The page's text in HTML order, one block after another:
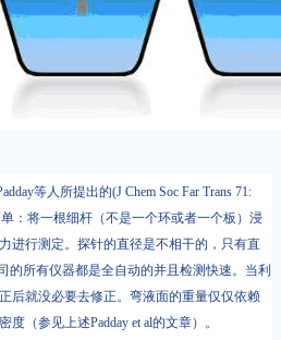
等人所提出的(J Chem Soc Far Trans 71:
：将一根细杆（不是一个环或者一个板）浸
进行测定。探针的直径是不相干的，只有直
的所有仪器都是全自动的并且检测快速。当利
后就没必要去修正。弯液面的重量仅仅依赖
（参见上述Padday et al的文章）。